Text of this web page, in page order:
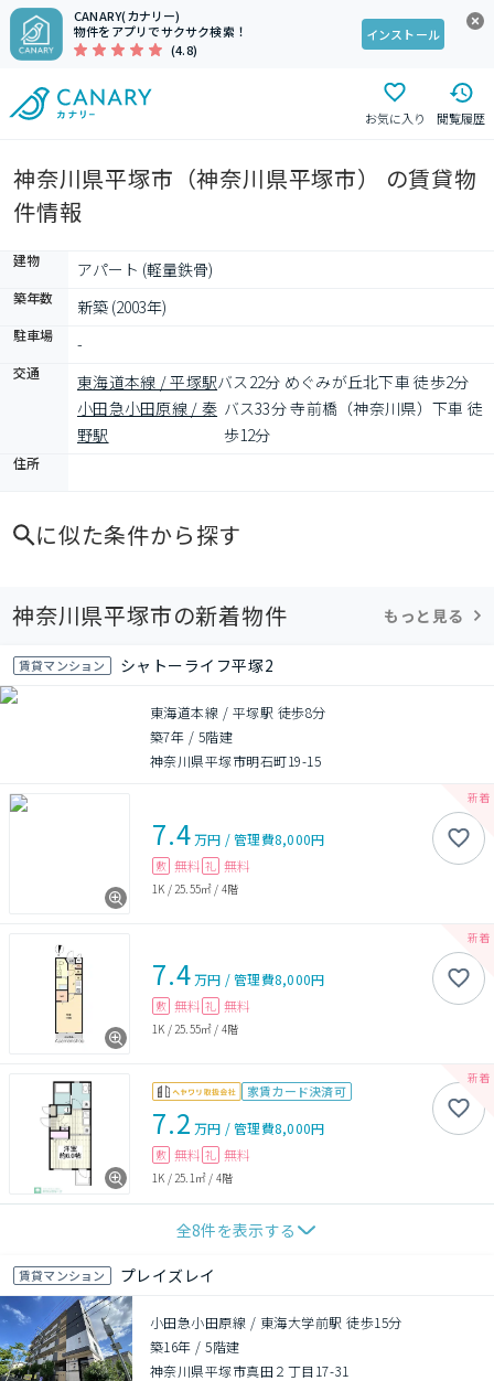
CANARY(カナリー)
物件をアプリでサクサク検索！
(4.8)
インストール
お気に入り 閲覧履歴
神奈川県平塚市（神奈川県平塚市） の賃貸物
件情報
建物 アパート (軽量鉄骨)
築年数 新築 (2003年)
駐車場 -
交通 東海道本線 / 平塚駅バス22分 めぐみが丘北下車 徒歩2分
小田急小田原線 / 秦
野駅
バス33分 寺前橋（神奈川県）下車 徒
歩12分
住所
に似た条件から探す
神奈川県平塚市の新着物件 もっと見る
賃貸マンション シャトーライフ平塚2
東海道本線 / 平塚駅 徒歩8分
築7年 / 5階建
神奈川県平塚市明石町19-15
7.4万円 /管理費8,000円
敷 無料 礼 無料
1K / 25.55㎡ / 4階
7.4万円 /管理費8,000円
敷 無料 礼 無料
1K / 25.55㎡ / 4階
家賃カード決済可
7.2 万円 /管理費8,000円
敷 無料 礼 無料
1K /25.1㎡ / 4階
全8件を表示する
賃貸マンション プレイズレイ
小田急小田原線 / 東海大学前駅 徒歩15分
築16年 /5階建
神奈川県平塚市真田２丁目17-31